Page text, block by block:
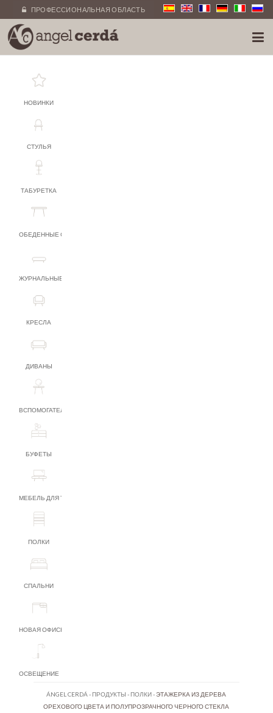
ПРОФЕССИОНАЛЬНАЯ ОБЛАСТЬ
НОВИНКИ
СТУЛЬЯ
ТАБУРЕТКА
ОБЕДЕННЫЕ СТОЛЫ
ЖУРНАЛЬНЫЕ СТОЛИКИ
КРЕСЛА
ДИВАНЫ
ВСПОМОГАТЕЛЬНАЯ МЕБЕЛЬ
БУФЕТЫ
МЕБЕЛЬ ДЛЯ ТВ
ПОЛКИ
СПАЛЬНИ
НОВАЯ ОФИСНАЯ МЕБЕЛЬ
ОСВЕЩЕНИЕ
ÁNGEL CERDÁ -ПРОДУКТЫ -ПОЛКИ-ЭТАЖЕРКА ИЗ ДЕРЕВА
ОРЕХОВОГО ЦВЕТА И ПОЛУПРОЗРАЧНОГО ЧЕРНОГО СТЕКЛА